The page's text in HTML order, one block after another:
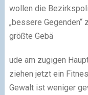
wollen die
„bessere Gegenden“
größte Gebä
ude am zugigen
ziehen jetzt ein
Gewalt ist weniger